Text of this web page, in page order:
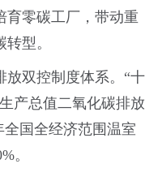
育零碳工厂，带动重
型。
放双控制度体系。“十
产总值二氧化碳排放
全国全经济范围温室
。